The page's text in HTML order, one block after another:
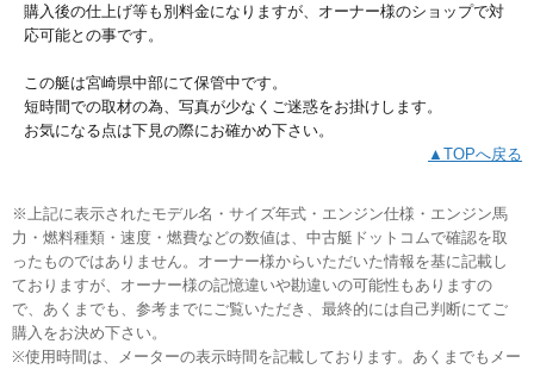
購入後の仕上げ等も別料金になりますが、オーナー様のショップで対
応可能との事です。
この艇は宮崎県中部にて保管中です。
短時間での取材の為、写真が少なくご迷惑をお掛けします。
お気になる点は下見の際にお確かめ下さい。
▲TOPへ戻る
※上記に表示されたモデル名・サイズ年式・エンジン仕様・エンジン馬
力・燃料種類・速度・燃費などの数値は、中古艇ドットコムで確認を取
ったものではありません。オーナー様からいただいた情報を基に記載し
ておりますが、オーナー様の記憶違いや勘違いの可能性もありますの
で、あくまでも、参考までにご覧いただき、最終的には自己判断にてご
購入をお決め下さい。
※使用時間は、メーターの表示時間を記載しております。あくまでもメー